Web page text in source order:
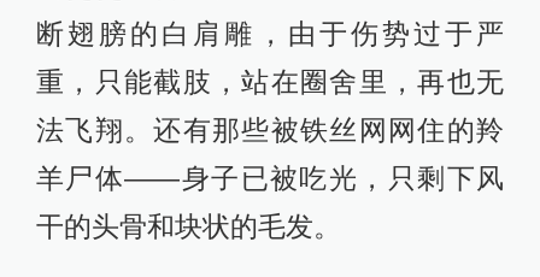
动物，不如说，让野生动物对人类产
生感情，是件可怕的事情。
误入人类世界的动物会受到难以预料
的伤害。比如牧民会在草场周围设立
铁丝网做围栏，有的猛禽飞扑下来抓